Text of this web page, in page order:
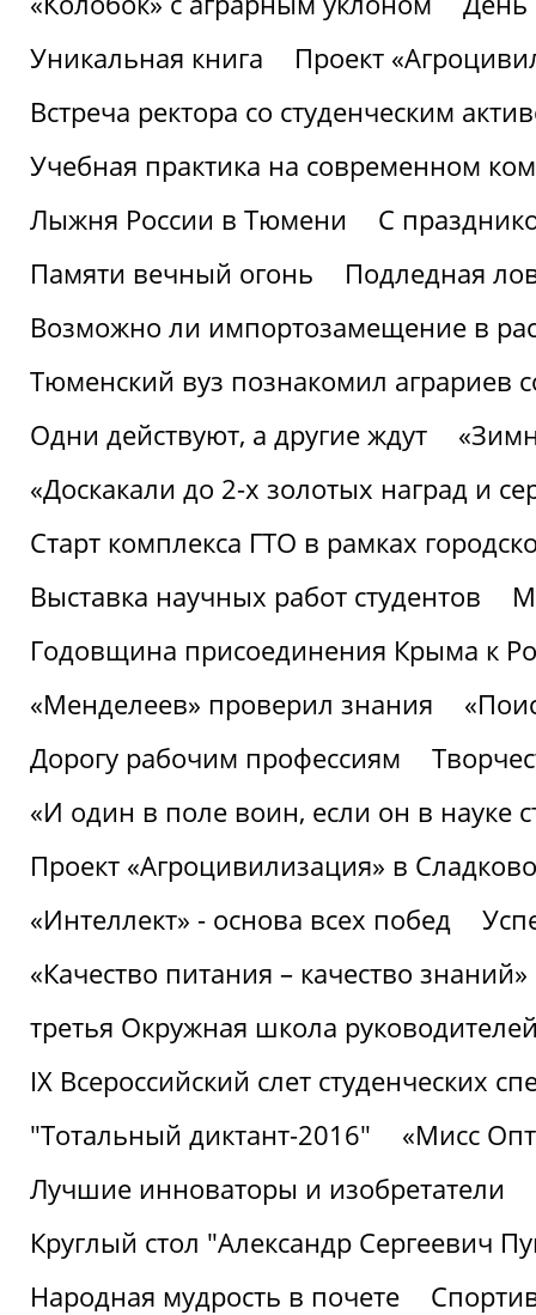
Уникальная книга
Проект
Встреча ректора со студенческим
Учебная практика на современном
Лыжня России в Тюмени
С
Памяти вечный огонь
Подледная
Возможно ли импортозамещение в
Тюменский вуз познакомил аграриев
Одни действуют, а другие ждут
«Доскакали до 2-х золотых наград и
Старт комплекса ГТО в рамках
Выставка научных работ студентов
Годовщина присоединения Крыма к
«Менделеев» проверил знания
Дорогу рабочим профессиям
«И один в поле воин, если он в науке
Проект «Агроцивилизация» в Сладково
«Интеллект» - основа всех побед
«Качество питания – качество знаний»
третья Окружная школа
IХ Всероссийский слет студенческих
"Тотальный диктант-2016"
«Мисс
Лучшие инноваторы и изобретатели
Круглый стол "Александр Сергеевич
Народная мудрость в почете